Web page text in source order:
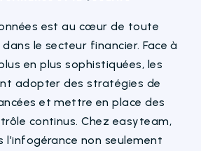
est au cœur de toute
le secteur financier. Face à
en plus sophistiquées, les
adopter des stratégies de
et mettre en place des
continus. Chez easyteam,
l’infogérance non seulement